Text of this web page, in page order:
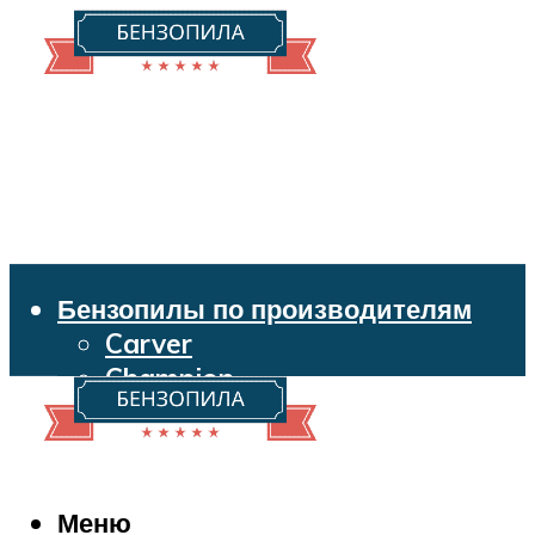
Бензопилы по производителям
Carver
Champion
Echo
Husqvarna
Makita
Меню